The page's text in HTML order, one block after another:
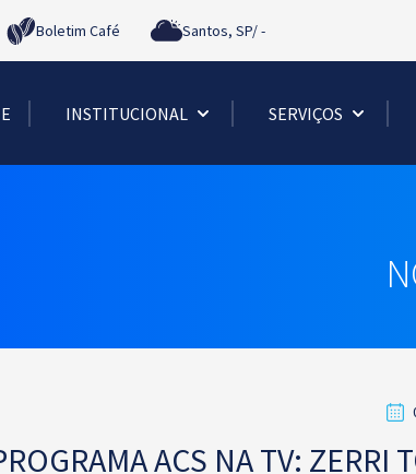
Boletim Café Santos, SP/-
INSTITUCIONAL SERVIÇOS
ACS NA TV: ZERRI